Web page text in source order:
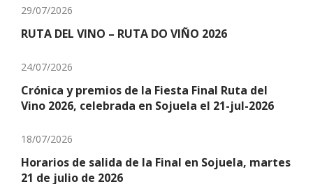
29/07/2026
RUTA DEL VINO – RUTA DO VIÑO 2026
24/07/2026
Crónica y premios de la Fiesta Final Ruta del
Vino 2026, celebrada en Sojuela el 21-jul-2026
18/07/2026
Horarios de salida de la Final en Sojuela, martes
21 de julio de 2026